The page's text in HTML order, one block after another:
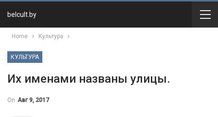
belcult.by
Home Культура
КУЛЬТУРА
Их именами названы улицы.
On Авг 9, 2017